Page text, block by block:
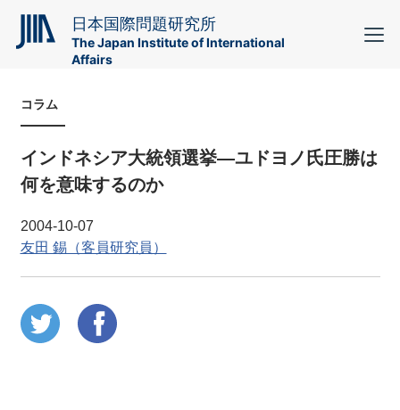
日本国際問題研究所
The Japan Institute of International
Affairs
コラム
インドネシア大統領選挙―ユドヨノ氏圧勝は
何を意味するのか
2004-10-07
友田 錫（客員研究員）